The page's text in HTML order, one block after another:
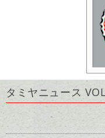
タミヤニュース